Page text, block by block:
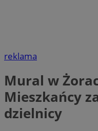
reklama
Mural w
Mieszkańcy
dzielnicy